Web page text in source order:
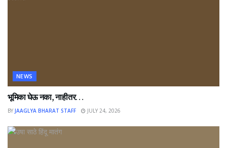
NEWS
भूमिका घेऊ नका, नाहीतर…
BY JAAGLYA BHARAT STAFF JULY 24, 2026